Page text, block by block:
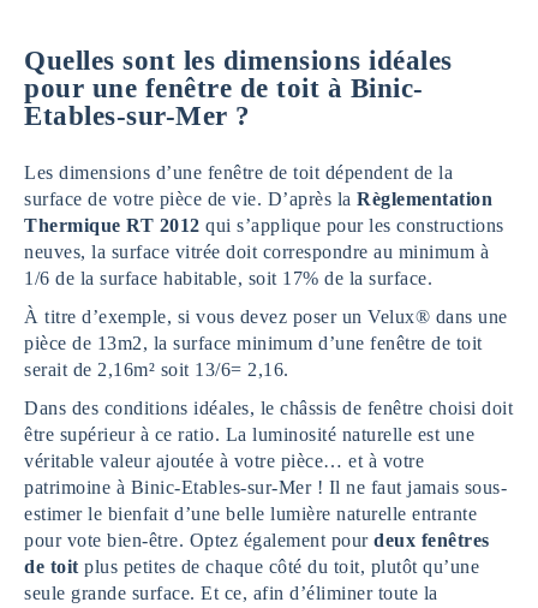
Quelles sont les dimensions idéales
pour une fenêtre de toit à Binic-
Etables-sur-Mer ?
Les dimensions d’une fenêtre de toit dépendent de la
surface de votre pièce de vie. D’après la Règlementation
Thermique RT 2012 qui s’applique pour les constructions
neuves, la surface vitrée doit correspondre au minimum à
1/6 de la surface habitable, soit 17% de la surface.
À titre d’exemple, si vous devez poser un Velux® dans une
pièce de 13m2, la surface minimum d’une fenêtre de toit
serait de 2,16m² soit 13/6= 2,16.
Dans des conditions idéales, le châssis de fenêtre choisi doit
être supérieur à ce ratio. La luminosité naturelle est une
véritable valeur ajoutée à votre pièce… et à votre
patrimoine à Binic-Etables-sur-Mer ! Il ne faut jamais sous-
estimer le bienfait d’une belle lumière naturelle entrante
pour vote bien-être. Optez également pour deux fenêtres
de toitplus petites de chaque côté du toit, plutôt qu’une
seule grande surface. Et ce, afin d’éliminer toute la